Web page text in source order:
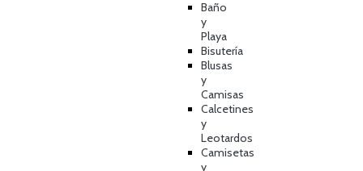
Baño
y
Playa
Bisutería
Blusas
y
Camisas
Calcetines
y
Leotardos
Camisetas
y